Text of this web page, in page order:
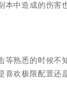
中造成的伤
熟悉的时候
欢极限配置还